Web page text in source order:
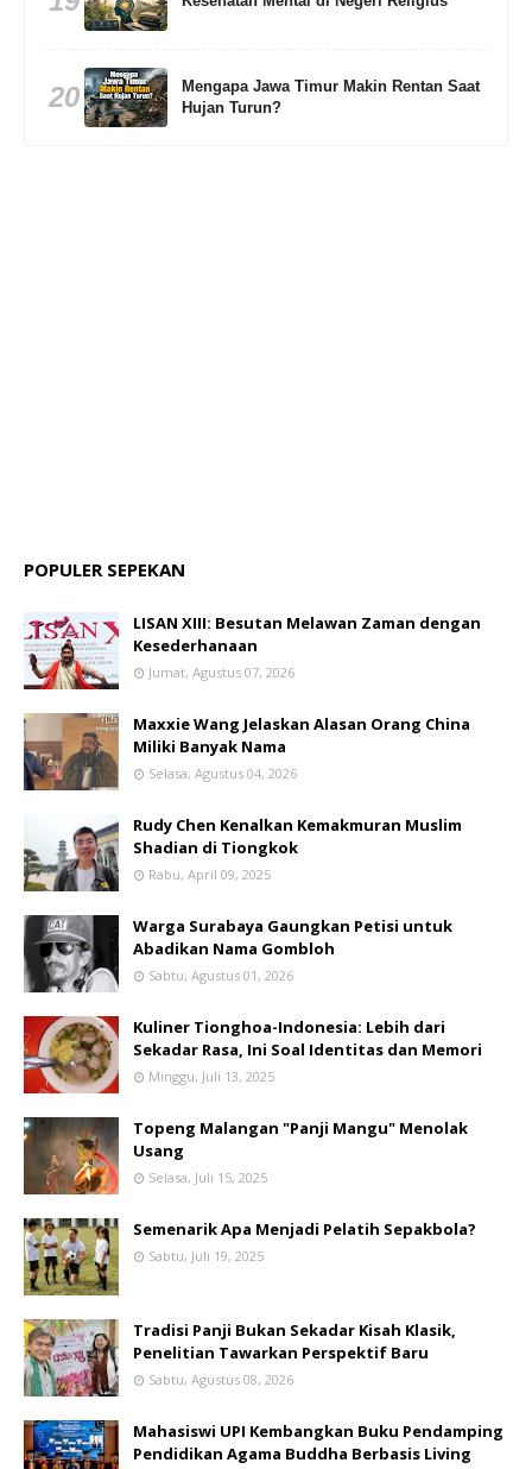
20
Mengapa Jawa Timur Makin Rentan Saat
Hujan Turun?
POPULER SEPEKAN
LISAN XIII: Besutan Melawan Zaman dengan
Kesederhanaan
Jumat, Agustus 07, 2026
Maxxie Wang Jelaskan Alasan Orang China
Miliki Banyak Nama
Selasa, Agustus 04, 2026
Rudy Chen Kenalkan Kemakmuran Muslim
Shadian di Tiongkok
Rabu, April 09, 2025
Warga Surabaya Gaungkan Petisi untuk
Abadikan Nama Gombloh
Sabtu, Agustus 01, 2026
Kuliner Tionghoa-Indonesia: Lebih dari
Sekadar Rasa, Ini Soal Identitas dan Memori
Minggu, Juli 13, 2025
Topeng Malangan "Panji Mangu" Menolak
Usang
Selasa, Juli 15, 2025
Semenarik Apa Menjadi Pelatih Sepakbola?
Sabtu, Juli 19, 2025
Tradisi Panji Bukan Sekadar Kisah Klasik,
Penelitian Tawarkan Perspektif Baru
Sabtu, Agustus 08, 2026
Mahasiswi UPI Kembangkan Buku Pendamping
Pendidikan Agama Buddha Berbasis Living